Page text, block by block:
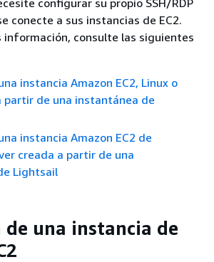
conecte a sus instancias de EC2.
información, consulte las siguientes
instancia Amazon EC2, Linux o
partir de una instantánea de
instancia Amazon EC2 de
creada a partir de una
Lightsail
de una instancia de